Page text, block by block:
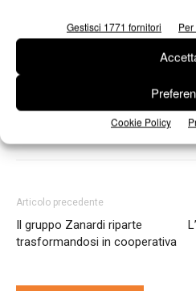
Gestisci 1771 fornitori
Cookie Policy
Confartigianato Roland
Articolo precedente
Il gruppo Zanardi riparte
trasformandosi in cooperativa